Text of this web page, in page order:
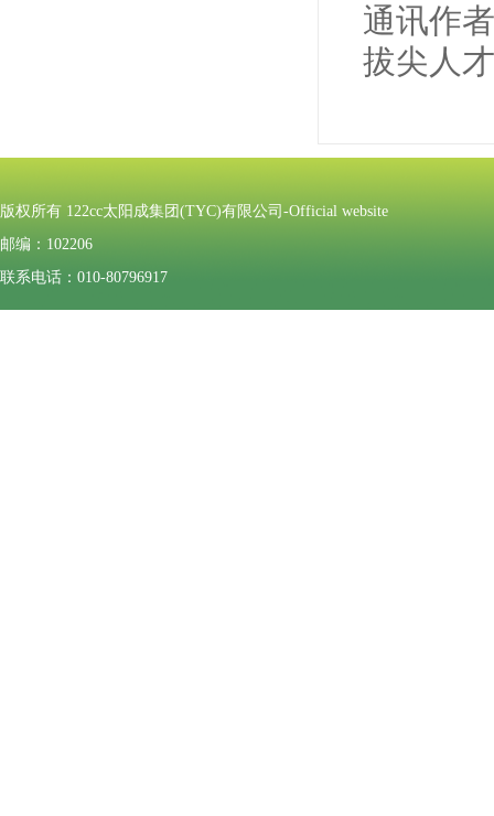
通讯作
拔尖人
版权所有 122cc太阳成集团(TYC)有限公司-Official website
邮编：102206
联系电话：010-80796917